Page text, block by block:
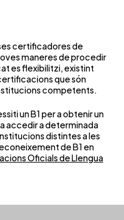
certificadores de
maneres de procedir
es flexibilitzi, existint
que són
competents.
un B1 per a obtenir un
accedir a determinada
distintes a les
de B1 en
Oficials de Llengua